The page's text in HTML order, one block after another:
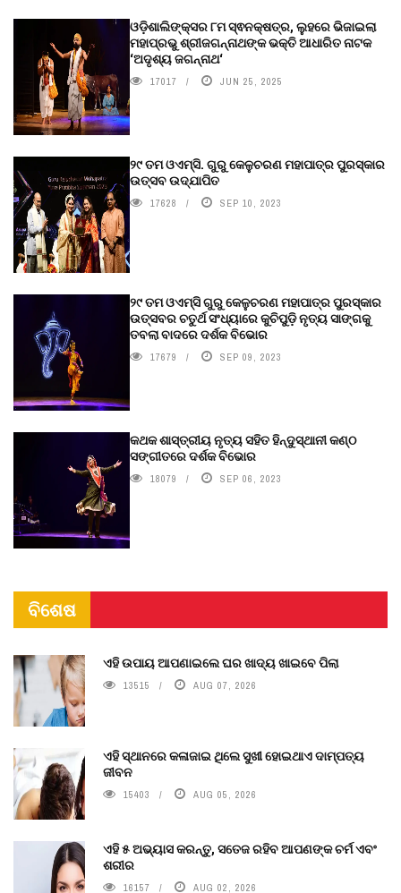
ଓଡ଼ିଶାଲିଙ୍କ୍ସର ୮ମ ସ୍ଵନକ୍ଷତ୍ର, ଲୁହରେ ଭିଜାଇଲା
ମହାପ୍ରଭୁ ଶ୍ରୀଜଗନ୍ନାଥଙ୍କ ଭକ୍ତି ଆଧାରିତ ନାଟକ
‘ଅଦୃଶ୍ୟ ଜଗନ୍ନାଥ‘
17017 JUN 25, 2025
୨୯ ତମ ଓଏମ୍‌ସି. ଗୁରୁ କେଳୁଚରଣ ମହାପାତ୍ର ପୁରସ୍କାର
ଉତ୍ସବ ଉଦ୍‍ଯାପିତ
17628 SEP 10, 2023
୨୯ ତମ ଓଏମ୍‌ସି ଗୁରୁ କେଳୁଚରଣ ମହାପାତ୍ର ପୁରସ୍କାର
ଉତ୍ସବର ଚତୁର୍ଥ ସଂଧ୍ୟାରେ କୁଚିପୁଡ଼ି ନୃତ୍ୟ ସାଙ୍ଗକୁ
ତବଲା ବାଦରେ ଦର୍ଶକ ବିଭୋର
17679 SEP 09, 2023
କଥକ ଶାସ୍ତ୍ରୀୟ ନୃତ୍ୟ ସହିତ ହିନ୍ଦୁସ୍ଥାନୀ କଣ୍ଠ
ସଙ୍ଗୀତରେ ଦର୍ଶକ ବିଭୋର
18079 SEP 06, 2023
ବିଶେଷ
ଏହି ଉପାୟ ଆପଣାଇଲେ ଘର ଖାଦ୍ୟ ଖାଇବେ ପିଲା
13515 AUG 07, 2026
ଏହି ସ୍ଥାନରେ କଳାଜାଇ ଥିଲେ ସୁଖୀ ହୋଇଥାଏ ଦାମ୍ପତ୍ୟ
ଜୀବନ
15403 AUG 05, 2026
ଏହି ୫ ଅଭ୍ୟାସ କରନ୍ତୁ, ସତେଜ ରହିବ ଆପଣଙ୍କ ଚର୍ମ ଏବଂ
ଶରୀର
16157 AUG 02, 2026